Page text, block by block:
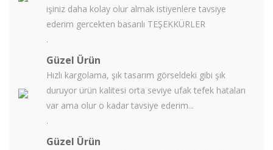
işiniz daha kolay olur almak istiyenlere tavsiye
ederim gercekten basarılı TEŞEKKÜRLER
.
Güzel Ürün
Hızlı kargolama, şık tasarım görseldeki gibi şık
duruyor ürün kalitesi orta seviye ufak tefek hataları
var ama olur o kadar tavsiye ederim...
.
Güzel Ürün